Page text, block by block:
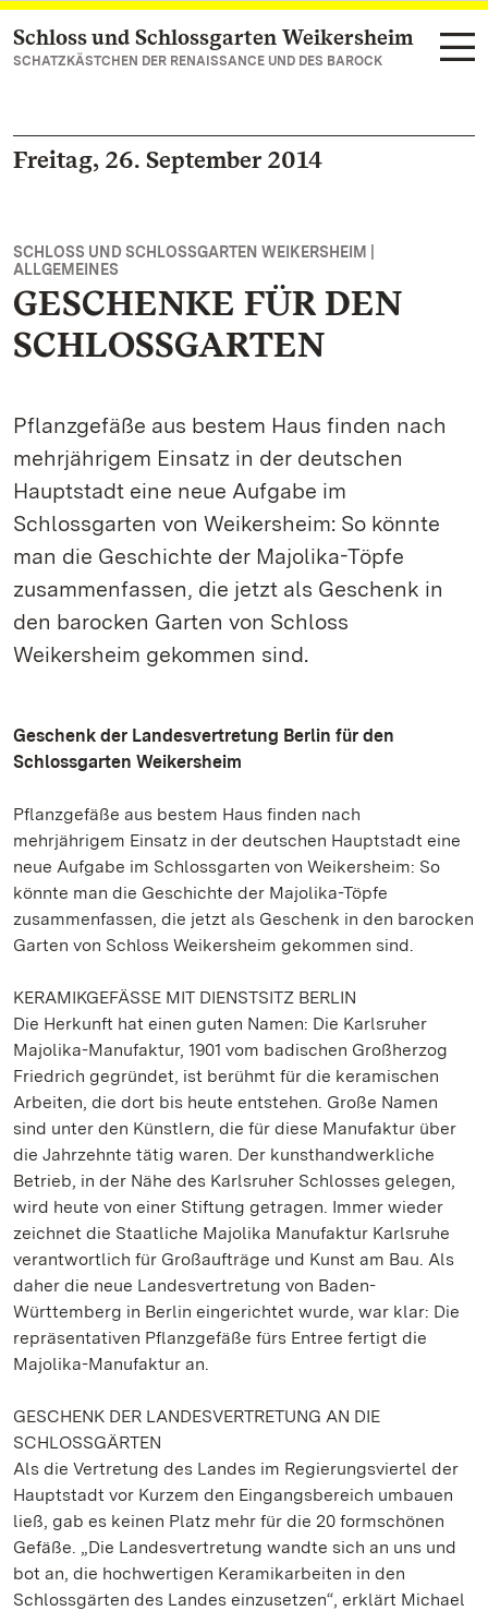
Zum Hauptinhalt springen
Schloss und Schlossgarten Weikersheim
SCHATZKÄSTCHEN DER RENAISSANCE UND DES BAROCK
Freitag, 26. September 2014
SCHLOSS UND SCHLOSSGARTEN WEIKERSHEIM |
ALLGEMEINES
GESCHENKE FÜR DEN
SCHLOSSGARTEN
Pflanzgefäße aus bestem Haus finden nach
mehrjährigem Einsatz in der deutschen
Hauptstadt eine neue Aufgabe im
Schlossgarten von Weikersheim: So könnte
man die Geschichte der Majolika-Töpfe
zusammenfassen, die jetzt als Geschenk in
den barocken Garten von Schloss
Weikersheim gekommen sind.
Geschenk der Landesvertretung Berlin für den
Schlossgarten Weikersheim
Pflanzgefäße aus bestem Haus finden nach
mehrjährigem Einsatz in der deutschen Hauptstadt eine
neue Aufgabe im Schlossgarten von Weikersheim: So
könnte man die Geschichte der Majolika-Töpfe
zusammenfassen, die jetzt als Geschenk in den barocken
Garten von Schloss Weikersheim gekommen sind.
KERAMIKGEFÄSSE MIT DIENSTSITZ BERLIN
Die Herkunft hat einen guten Namen: Die Karlsruher
Majolika-Manufaktur, 1901 vom badischen Großherzog
Friedrich gegründet, ist berühmt für die keramischen
Arbeiten, die dort bis heute entstehen. Große Namen
sind unter den Künstlern, die für diese Manufaktur über
die Jahrzehnte tätig waren. Der kunsthandwerkliche
Betrieb, in der Nähe des Karlsruher Schlosses gelegen,
wird heute von einer Stiftung getragen. Immer wieder
zeichnet die Staatliche Majolika Manufaktur Karlsruhe
verantwortlich für Großaufträge und Kunst am Bau. Als
daher die neue Landesvertretung von Baden-
Württemberg in Berlin eingerichtet wurde, war klar: Die
repräsentativen Pflanzgefäße fürs Entree fertigt die
Majolika-Manufaktur an.
GESCHENK DER LANDESVERTRETUNG AN DIE
SCHLOSSGÄRTEN
Als die Vertretung des Landes im Regierungsviertel der
Hauptstadt vor Kurzem den Eingangsbereich umbauen
ließ, gab es keinen Platz mehr für die 20 formschönen
Gefäße. „Die Landesvertretung wandte sich an uns und
bot an, die hochwertigen Keramikarbeiten in den
Schlossgärten des Landes einzusetzen“, erklärt Michael